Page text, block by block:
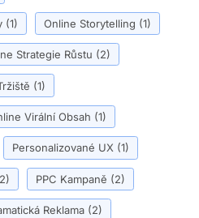
(1) Online Storytelling (1)
Strategie Růstu (2)
(1)
Virální Obsah (1)
Personalizované UX (1)
PPC Kampaně (2)
Reklama (2)